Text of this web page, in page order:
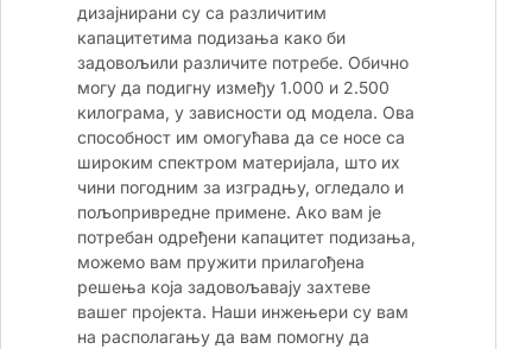
дизајнирани су са различитим
капацитетима подизања како би
задовољили различите потребе. Обично
могу да подигну између 1.000 и 2.500
килограма, у зависности од модела. Ова
способност им омогућава да се носе са
широким спектром материјала, што их
чини погодним за изградњу, огледало и
пољопривредне примене. Ако вам је
потребан одређени капацитет подизања,
можемо вам пружити прилагођена
решења која задовољавају захтеве
вашег пројекта. Наши инжењери су вам
на располагању да вам помогну да